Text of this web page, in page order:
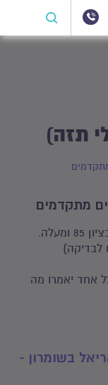
תזה)
מתקדמים
לבעלי ממוצע תואר ראשון בציון 85 ומעלה.
אחד יאמרו מה
בשומרון -